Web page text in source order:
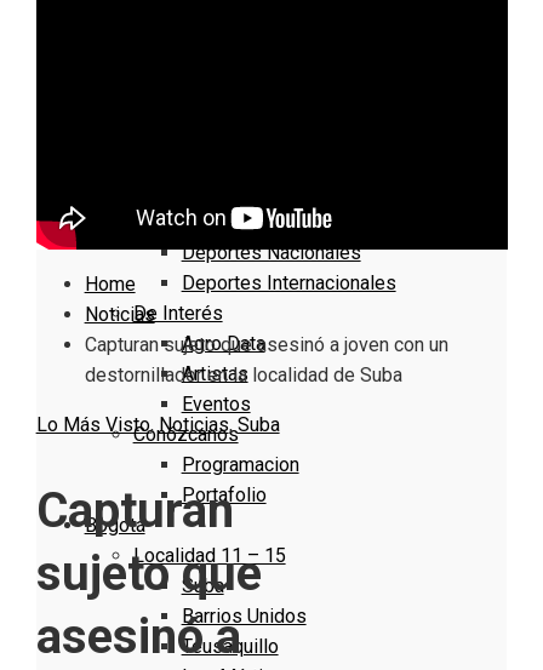
Deportes Locales
Deportes Nacionales
Deportes Internacionales
De Interés
Agro Data
Artistas
Eventos
Conózcanos
Programacion
Portafolio
Bogotá
Localidad 11 – 15
Suba
Barrios Unidos
Teusaquillo
Home
Noticias
Capturan sujeto que asesinó a joven con un
destornillador en la localidad de Suba
Lo Más Visto, Noticias, Suba
Capturan
sujeto que
asesinó a